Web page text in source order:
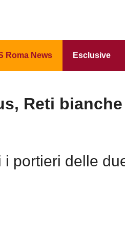
Roma News Esclusive
Reti
portieri delle